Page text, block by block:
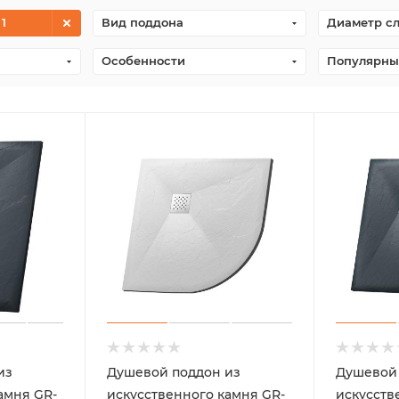
Вид поддона Диаметр
Особенности
GR-
Душевой поддон из
искусственного камня GR-
Душевой